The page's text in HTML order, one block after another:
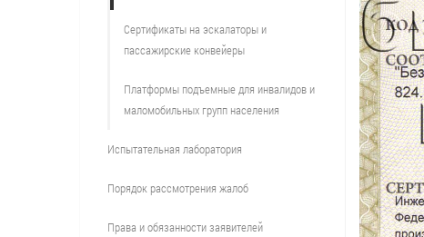
Сертификаты на эскалаторы и
пассажирские конвейеры
Платформы подъемные для инвалидов и
маломобильных групп населения
Испытательная лаборатория
Порядок рассмотрения жалоб
Права и обязанности заявителей